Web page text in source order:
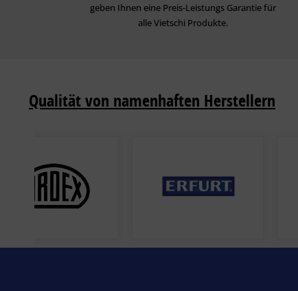
geben Ihnen eine Preis-Leistungs Garantie für
alle Vietschi Produkte.
Qualität von namenhaften Herstellern